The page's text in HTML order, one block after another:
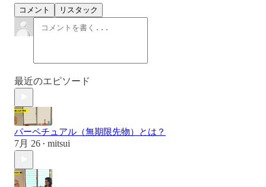
コメント リスタック
最近のエピソード
パーペチュアル（無期限先物）とは？
7月 26 • mitsui